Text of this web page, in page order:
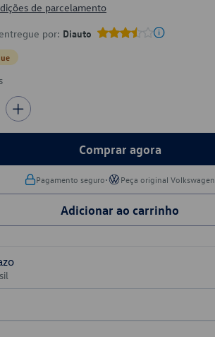
de parcelamento
por: Diauto
Comprar agora
Pagamento seguro• Peça original Volkswagen
Adicionar ao carrinho